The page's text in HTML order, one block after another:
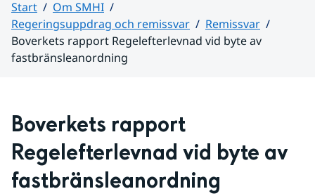
Start
Om SMHI
Regeringsuppdrag och remissvar
Remissvar
Boverkets rapport Regelefterlevnad vid byte av
fastbränsleanordning
Boverkets rapport
Regelefterlevnad vid byte av
fastbränsleanordning